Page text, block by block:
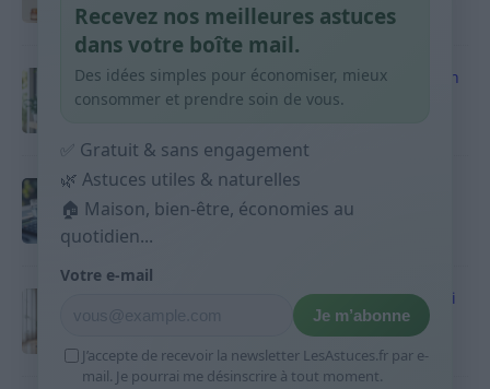
9 avril 2026
Produits ménagers : comment économiser en
courses sans acheter 10 sprays
Budget mensuel : méthode rapide pour
répartir son salaire dès le jour de paie
9 avril 2026
Sport 10 minutes par jour est-ce utile et quoi
9 avril 2026
Recevez nos meilleures astuces
dans votre boîte mail.
Des idées simples pour économiser, mieux
consommer et prendre soin de vous.
✅ Gratuit & sans engagement
🌿 Astuces utiles & naturelles
🏠 Maison, bien-être, économies au
quotidien...
Votre e-mail
Je m’abonne
J’accepte de recevoir la newsletter LesAstuces.fr par e-
mail. Je pourrai me désinscrire à tout moment.